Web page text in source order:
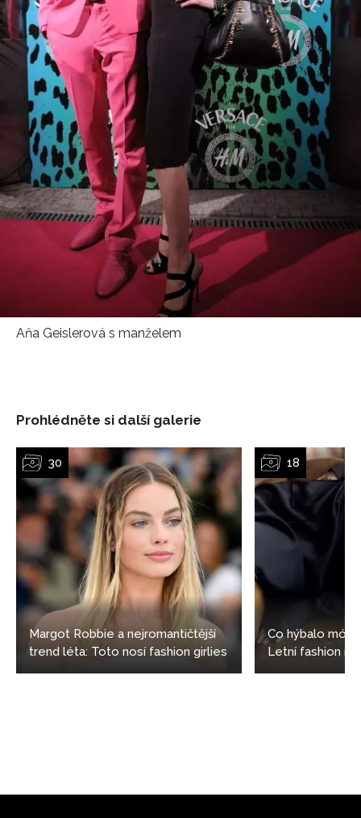
NEWSLETTER
ODESLAT
Přihlášením k newsletteru souhlasíte sObchodními
podmínkami společnosti BurdaMedia Extra s.r.o.
potvrzujete, že jste se seznámili seZásadami
ochrany soukromí- BurdaMedia Extra s.r.o. bude s
Vašimi údaji pracovat zejména k organizaci a
vyhodnocení akce a zasílání novinek.
Chcete navíc dostávat i další zajímavé a exkluzivní
informace od našich partnerů? Pokud souhlasíte se
zpracováním údajů k tomuto účelu podle
Zásad ochrany
soukromí BurdaMedia Extra s.r.o.
, zaškrtněte toto pole.
Aňa Geislerová s manželem
Prohlédněte si další galerie
Margot Robbie a nejromantičtější
trend léta: Toto nosí fashion girlies
Co hýbalo
Letní fashion